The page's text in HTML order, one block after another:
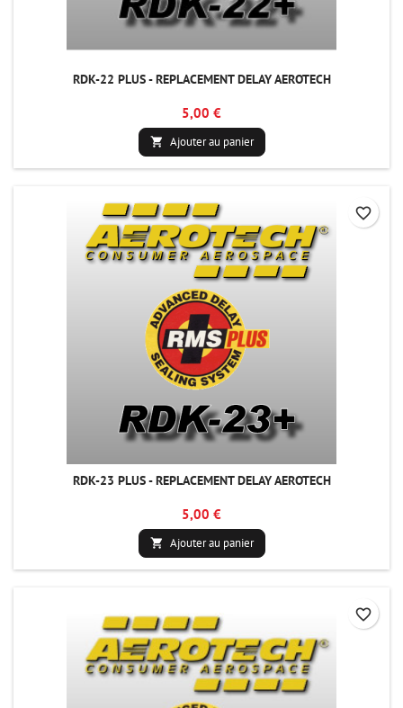
RDK-22 PLUS - REPLACEMENT DELAY AEROTECH
5,00 €
 Ajouter au panier
RDK-23 PLUS - REPLACEMENT DELAY AEROTECH
5,00 €
 Ajouter au panier
favorite_border
favorite_border